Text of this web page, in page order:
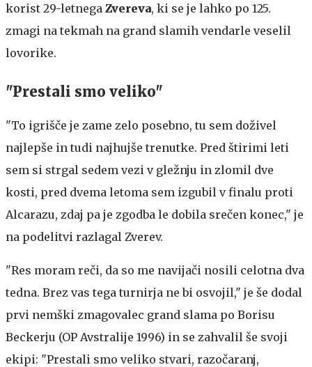
korist 29-letnega Zvereva, ki se je lahko po 125.
zmagi na tekmah na grand slamih vendarle veselil
lovorike.
"Prestali smo veliko"
"To igrišče je zame zelo posebno, tu sem doživel
najlepše in tudi najhujše trenutke. Pred štirimi leti
sem si strgal sedem vezi v gležnju in zlomil dve
kosti, pred dvema letoma sem izgubil v finalu proti
Alcarazu, zdaj pa je zgodba le dobila srečen konec," je
na podelitvi razlagal Zverev.
"Res moram reči, da so me navijači nosili celotna dva
tedna. Brez vas tega turnirja ne bi osvojil," je še dodal
prvi nemški zmagovalec grand slama po Borisu
Beckerju (OP Avstralije 1996) in se zahvalil še svoji
ekipi: "Prestali smo veliko stvari, razočaranj,